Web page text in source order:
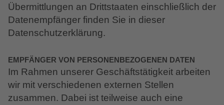
Übermittlungen an Drittstaaten einschließlich der
Datenempfänger finden Sie in dieser
Datenschutzerklärung.
EMPFÄNGER VON PERSONENBEZOGENEN DATEN
Im Rahmen unserer Geschäftstätigkeit arbeiten
wir mit verschiedenen externen Stellen
zusammen. Dabei ist teilweise auch eine